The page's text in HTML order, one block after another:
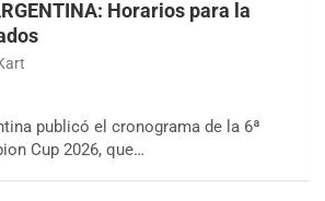
Horarios para la
publicó el cronograma de la 6ª
Cup 2026, que…